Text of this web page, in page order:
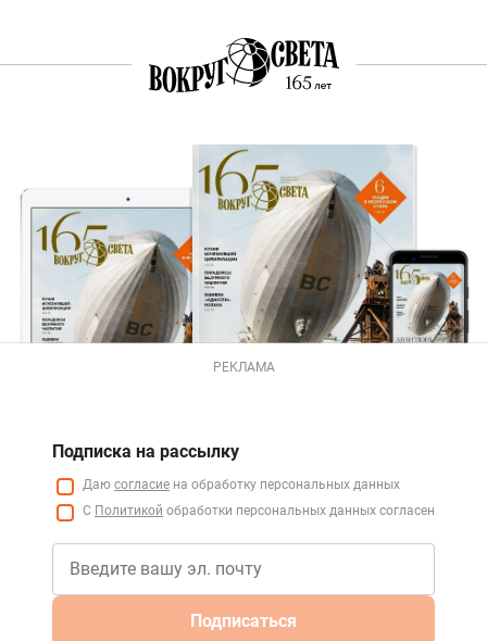
РЕКЛАМА
Подписка на рассылку
Даю согласие на обработку персональных данных
С Политикой обработки персональных данных согласен
Подписаться